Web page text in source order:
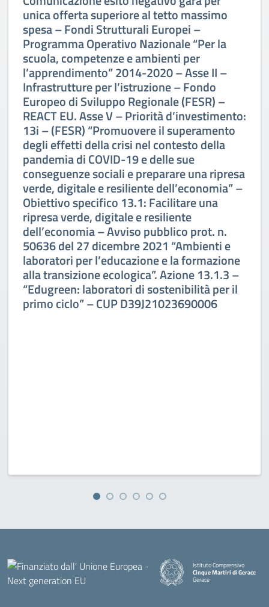
unica offerta superiore al tetto massimo
spesa – Fondi Strutturali Europei –
Programma Operativo Nazionale “Per la
scuola, competenze e ambienti per
l’apprendimento” 2014-2020 – Asse II –
Infrastrutture per l’istruzione – Fondo
Europeo di Sviluppo Regionale (FESR) –
REACT EU. Asse V – Priorità d’investimento:
13i – (FESR) “Promuovere il superamento
degli effetti della crisi nel contesto della
pandemia di COVID-19 e delle sue
conseguenze sociali e preparare una ripresa
verde, digitale e resiliente dell’economia” –
Obiettivo specifico 13.1: Facilitare una
ripresa verde, digitale e resiliente
dell’economia – Avviso pubblico prot. n.
50636 del 27 dicembre 2021 “Ambienti e
laboratori per l’educazione e la formazione
alla transizione ecologica”. Azione 13.1.3 –
“Edugreen: laboratori di sostenibilità per il
primo ciclo” – CUP D39J21023690006
Istituto Comprensivo
Cinque Martiri di Gerace
Gerace